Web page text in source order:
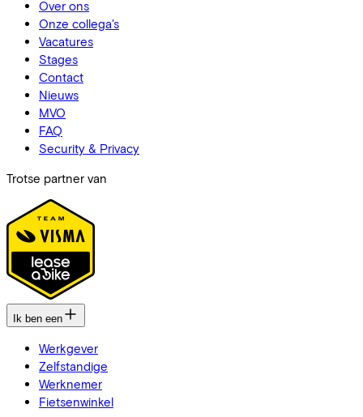
Over ons
Onze collega's
Vacatures
Stages
Contact
Nieuws
MVO
FAQ
Security & Privacy
Trotse partner van
Ik ben een
Werkgever
Zelfstandige
Werknemer
Fietsenwinkel